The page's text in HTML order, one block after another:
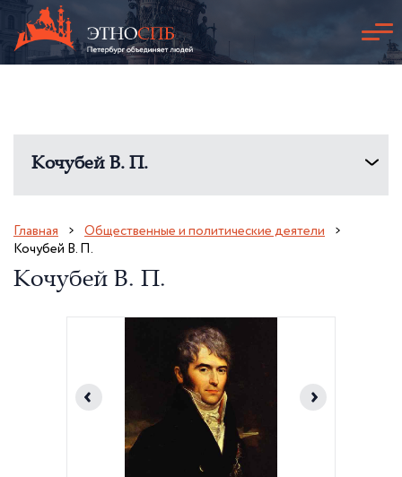
Кочубей В. П.
Главная
Общественные и политические деятели
Кочубей В. П.
Кочубей В. П.